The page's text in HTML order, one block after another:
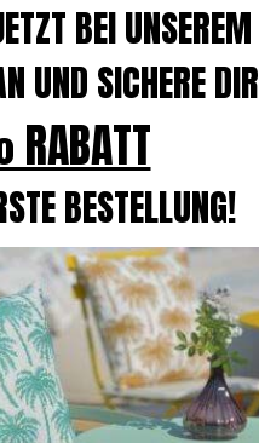
BEI UNSEREM
UND SICHERE DIR
BESTELLUNG!